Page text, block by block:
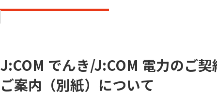
J:COM でんき/J:COM 電力のご
ご案内（別紙）について